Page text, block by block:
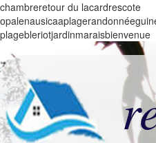
chambreretour du lacardrescote
plagebleriotjardinmaraisbienvenue